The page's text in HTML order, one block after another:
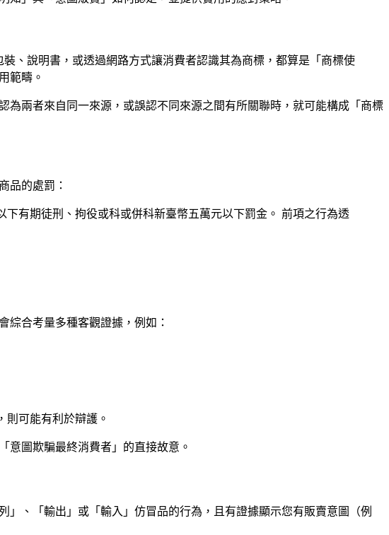
、說明書，或透過網路方式讓消費者認識其為商標，都算是「商標使
範疇。
兩者來自同一來源，或誤認不同來源之間有所關聯時，就可能構成「商標
品的處罰：
有期徒刑、拘役或科或併科新臺幣五萬元以下罰金。 前項之行為透
綜合考量多種客觀證據，例如：
可能有利於辯護。
意圖欺騙最終消費者」的直接故意。
、「輸出」或「輸入」仿冒品的行為，且有證據顯示您有販賣意圖（例